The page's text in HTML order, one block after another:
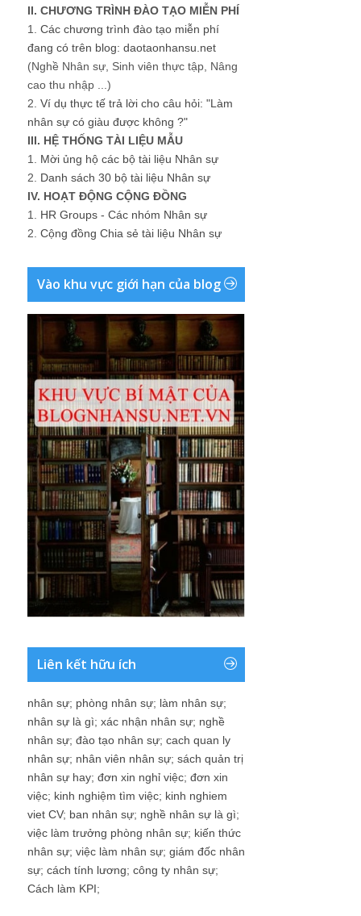
II. CHƯƠNG TRÌNH ĐÀO TẠO MIỄN PHÍ
1. Các chương trình đào tạo miễn phí
đang có trên blog: daotaonhansu.net
(Nghề Nhân sự, Sinh viên thực tập, Nâng
cao thu nhập ...)
2. Ví dụ thực tế trả lời cho câu hỏi: "Làm
nhân sự có giàu được không ?"
III. HỆ THỐNG TÀI LIỆU MẪU
1. Mời ủng hộ các bộ tài liệu Nhân sự
2. Danh sách 30 bộ tài liệu Nhân sự
IV. HOẠT ĐỘNG CỘNG ĐỒNG
1. HR Groups - Các nhóm Nhân sự
2. Cộng đồng Chia sẻ tài liệu Nhân sự
Vào khu vực giới hạn của blog
Liên kết hữu ích
nhân sự; phòng nhân sự; làm nhân sự;
nhân sự là gì; xác nhận nhân sự; nghề
nhân sự; đào tạo nhân sự; cach quan ly
nhân sự; nhân viên nhân sự; sách quản trị
nhân sự hay; đơn xin nghỉ việc; đơn xin
việc; kinh nghiệm tìm việc; kinh nghiem
viet CV; ban nhân sự; nghề nhân sự là gì;
việc làm trưởng phòng nhân sự; kiến thức
nhân sự; việc làm nhân sự; giám đốc nhân
sự; cách tính lương; công ty nhân sự;
Cách làm KPI;